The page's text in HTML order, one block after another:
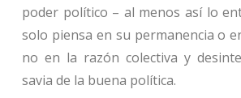
poder político – al menos así lo
solo piensa en su permanencia o
no en la razón colectiva y
savia de la buena política.